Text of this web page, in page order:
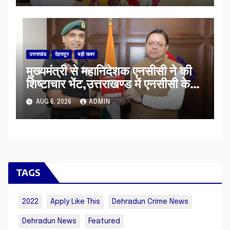
मुलाकात
उत्तराखंड देहरादून बड़ी खबर
मुख्यमंत्री से महानिदेशक एनसीसी ने की
शिष्टाचार भेंट,उत्तराखण्ड में एनसीसी के
विस्तार एवं आधुनिक आधारभूत संरचना के
विकास पर हुई महत्वपूर्ण चर्चा
AUG 6, 2026 ADMIN
TAGS
2022 Apply Like This Dehradun Crime News
Dehradun News Featured